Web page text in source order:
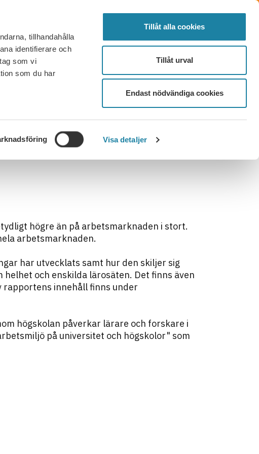
tillhandahålla
identifierare och
som vi
som du har
Visa detaljer
Tillåt alla cookies
Tillåt urval
Endast nödvändiga cookies
FÖRTROENDEVALD LOGGA IN MENY
FRÅGOR OCH SVAR KONTAKT BLI MEDLEM
högre än på arbetsmarknaden i stort.
arbetsmarknaden.
har utvecklats samt hur den skiljer sig
och enskilda lärosäten. Det finns även
innehåll finns under
högskolan påverkar lärare och forskare i
på universitet och högskolor" som